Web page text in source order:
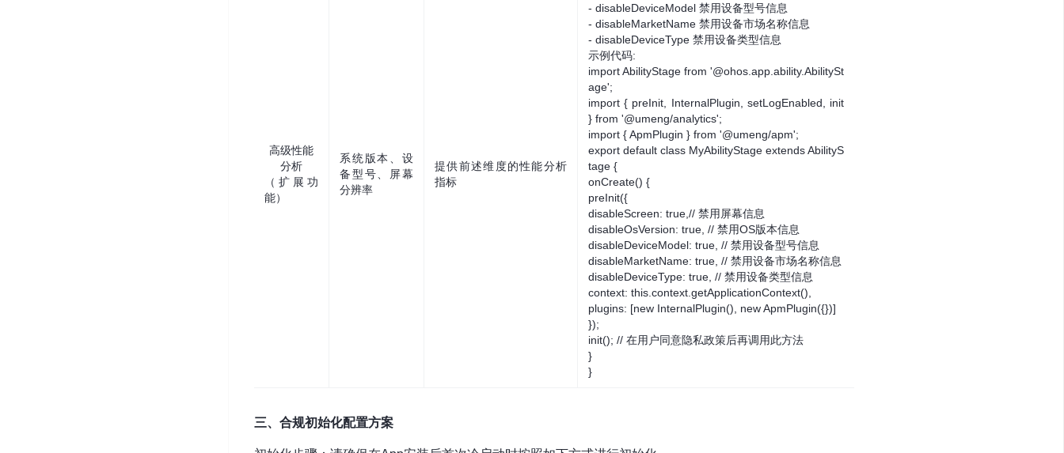
高级性能
分析
（扩展功
能）
系统版本、设
备型号、屏幕
分辨率
提供前述维度的性能分析
指标
- disableDeviceModel 禁用设备型号信息
- disableMarketName 禁用设备市场名称信息
- disableDeviceType 禁用设备类型信息
示例代码:
import AbilityStage from '@ohos.app.ability.AbilitySt
age';
import { preInit, InternalPlugin, setLogEnabled, init
} from '@umeng/analytics';
import { ApmPlugin } from '@umeng/apm';
export default class MyAbilityStage extends AbilityS
tage {
onCreate() {
preInit({
disableScreen: true,// 禁用屏幕信息
disableOsVersion: true, // 禁用OS版本信息
disableDeviceModel: true, // 禁用设备型号信息
disableMarketName: true, // 禁用设备市场名称信息
disableDeviceType: true, // 禁用设备类型信息
context: this.context.getApplicationContext(),
plugins: [new InternalPlugin(), new ApmPlugin({})]
});
init(); // 在用户同意隐私政策后再调用此方法
}
}
三、合规初始化配置方案